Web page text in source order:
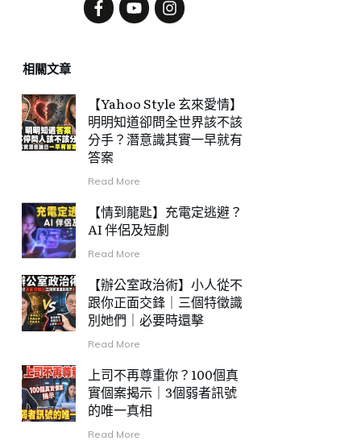
相關文章
【Yahoo Style 玄來愛情】
明明知道卻問全世界該不該
分手？潛意識其實一早就有
答案
Read More
【情到龍匙】充電定逃避？
AI 伴侶及短劇
Read More
【辦公室政治術】小人從不
跟你正面交鋒｜三個特徵識
別她們｜必要時還擊
Read More
上司不再尊重你？100個真
實個案揭示｜3個弱者訊號
的唯一真相
Read More